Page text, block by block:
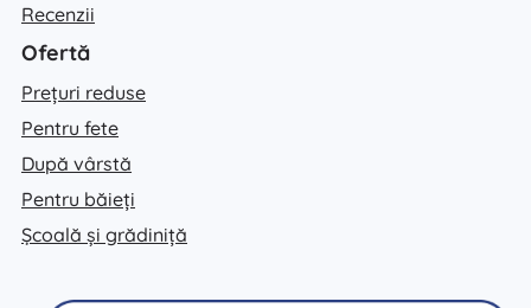
Recenzii
Ofertă
Prețuri reduse
Pentru fete
După vârstă
Pentru băieți
Școală și grădiniță